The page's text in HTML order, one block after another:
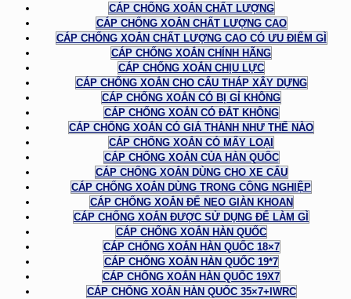
CÁP CHỐNG XOẮN CHẤT LƯỢNG
CÁP CHỐNG XOẮN CHẤT LƯỢNG CAO
CÁP CHỐNG XOẮN CHẤT LƯỢNG CAO CÓ ƯU ĐIỂM GÌ
CÁP CHỐNG XOẮN CHÍNH HÃNG
CÁP CHỐNG XOẮN CHỊU LỰC
CÁP CHỐNG XOẮN CHO CẨU THÁP XÂY DỰNG
CÁP CHỐNG XOẮN CÓ BỊ GỈ KHÔNG
CÁP CHỐNG XOẮN CÓ ĐẮT KHÔNG
CÁP CHỐNG XOẮN CÓ GIÁ THÀNH NHƯ THẾ NÀO
CÁP CHỐNG XOẮN CÓ MẤY LOẠI
CÁP CHỐNG XOẮN CỦA HÀN QUỐC
CÁP CHỐNG XOẮN DÙNG CHO XE CẨU
CÁP CHỐNG XOẮN DÙNG TRONG CÔNG NGHIỆP
CÁP CHỐNG XOẮN ĐỂ NEO GIÀN KHOAN
CÁP CHỐNG XOẮN ĐƯỢC SỬ DỤNG ĐỂ LÀM GÌ
CÁP CHỐNG XOẮN HÀN QUỐC
CÁP CHỐNG XOẮN HÀN QUỐC 18×7
CÁP CHỐNG XOẮN HÀN QUỐC 19*7
CÁP CHỐNG XOẮN HÀN QUỐC 19X7
CÁP CHỐNG XOẮN HÀN QUỐC 35×7+IWRC